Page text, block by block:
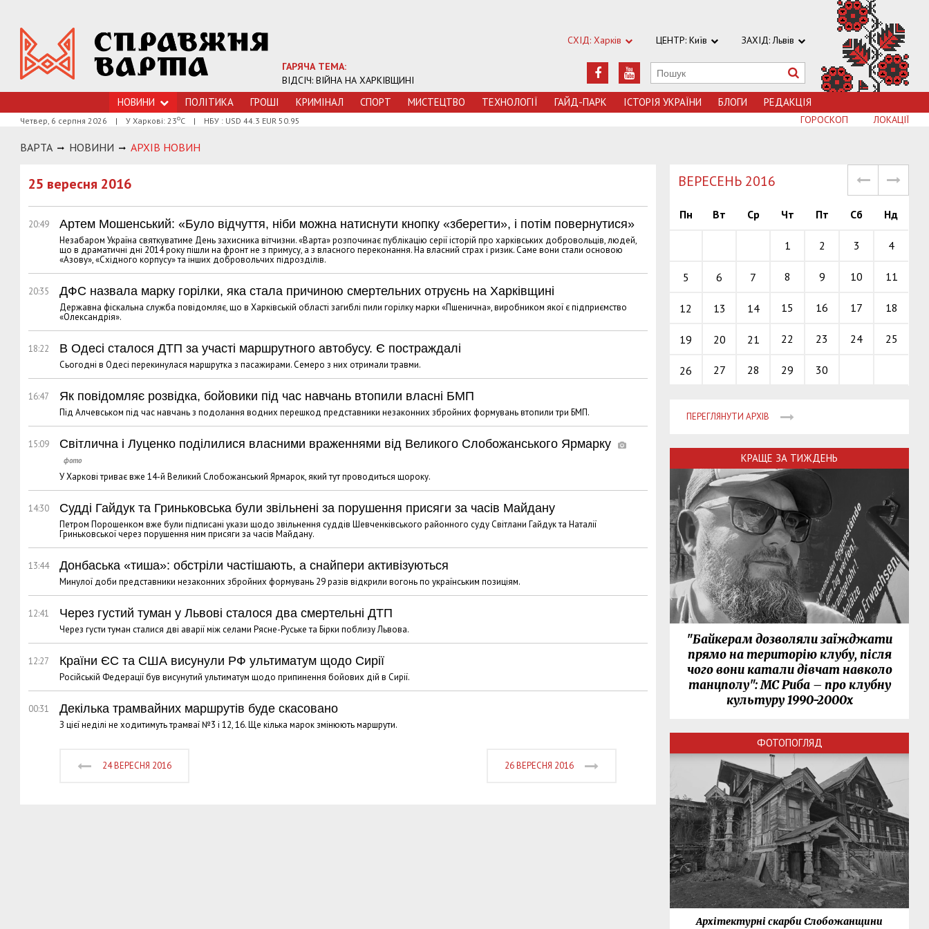
ГАРЯЧА ТЕМА:
ВІДСІЧ: ВІЙНА НА ХАРКІВЩИНІ
СХІД: Харків ЦЕНТР: Київ ЗАХІД: Львів
НОВИНИ ПОЛІТИКА ГРОШI КРИМIНАЛ СПОРТ МИСТЕЦТВО ТЕХНОЛОГIЇ ГАЙД-ПАРК ІСТОРІЯ УКРАЇНИ БЛОГИ РЕДАКЦІЯ
Четвер, 6 серпня 2026 | У Харкові: 23оС | НБУ : USD 44.3 EUR 50.95 ЛОКАЦІЇ
ГОРОСКОП
ВАРТА НОВИНИ АРХIВ НОВИН
25 вересня 2016
20:49 Артем Мошенський: «Було відчуття, ніби можна натиснути кнопку «зберегти», і потім повернутися»
Незабаром Україна святкуватиме День захисника вітчизни. «Варта» розпочинає публікацію серії історій про харківських добровольців, людей,
що в драматичні дні 2014 року пішли на фронт не з примусу, а з власного переконання. На власний страх і ризик. Саме вони стали основою
«Азову», «Східного корпусу» та інших добровольчих підрозділів.
20:35 ДФС назвала марку горілки, яка стала причиною смертельних отруєнь на Харківщині
Державна фіскальна служба повідомляє, що в Харківській області загиблі пили горілку марки «Пшенична», виробником якої є підприємство
«Олександрія».
18:22 В Одесі сталося ДТП за участі маршрутного автобусу. Є постраждалі
Сьогодні в Одесі перекинулася маршрутка з пасажирами. Семеро з них отримали травми.
16:47 Як повідомляє розвідка, бойовики під час навчань втопили власні БМП
Під Алчевськом під час навчань з подолання водних перешкод представники незаконних збройних формувань втопили три БМП.
15:09 Світлична і Луценко поділилися власними враженнями від Великого Слобожанського Ярмарку
У Харкові триває вже 14-й Великий Слобожанський Ярмарок, який тут проводиться щороку.
14:30 Судді Гайдук та Гриньковська були звільнені за порушення присяги за часів Майдану
Петром Порошенком вже були підписані укази щодо звільнення суддів Шевченківського районного суду Світлани Гайдук та Наталії
Гриньковської через порушення ним присяги за часів Майдану.
13:44 Донбаська «тиша»: обстріли частішають, а снайпери активізуються
Минулої доби представники незаконних збройних формувань 29 разів відкрили вогонь по українським позиціям.
12:41 Через густий туман у Львові сталося два смертельні ДТП
Через густи туман сталися дві аварії між селами Рясне-Руське та Бірки поблизу Львова.
12:27 Країни ЄС та США висунули РФ ультиматум щодо Сирії
Російській Федерації був висунутий ультиматум щодо припинення бойових дій в Сирії.
00:31 Декілька трамвайних маршрутів буде скасовано
З цієї неділі не ходитимуть трамваї №3 і 12, 16. Ще кілька марок змінюють маршрути.
24 ВЕРЕСНЯ 2016 26 ВЕРЕСНЯ 2016
ВЕРЕСЕНЬ 2016
Пн Вт Ср Чт Пт Сб Нд
1 2 3 4
5 6 7 8 9 10 11
12 13 14 15 16 17 18
19 20 21 22 23 24 25
26 27 28 29 30
ПЕРЕГЛЯНУТИ АРХІВ
КРАЩЕ ЗА ТИЖДЕНЬ
"Байкерам дозволяли заїжджати
прямо на територію клубу, після
чого вони катали дівчат навколо
танцполу": МС Риба – про клубну
культуру 1990-2000х
ФОТОПОГЛЯД
Архітектурні скарби Слобожанщини